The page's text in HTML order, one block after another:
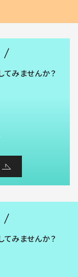
てみませんか？
てみませんか？